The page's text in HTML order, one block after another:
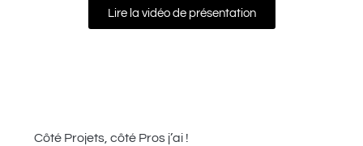
Lire la vidéo de présentation
Côté Projets, côté Pros j’ai !